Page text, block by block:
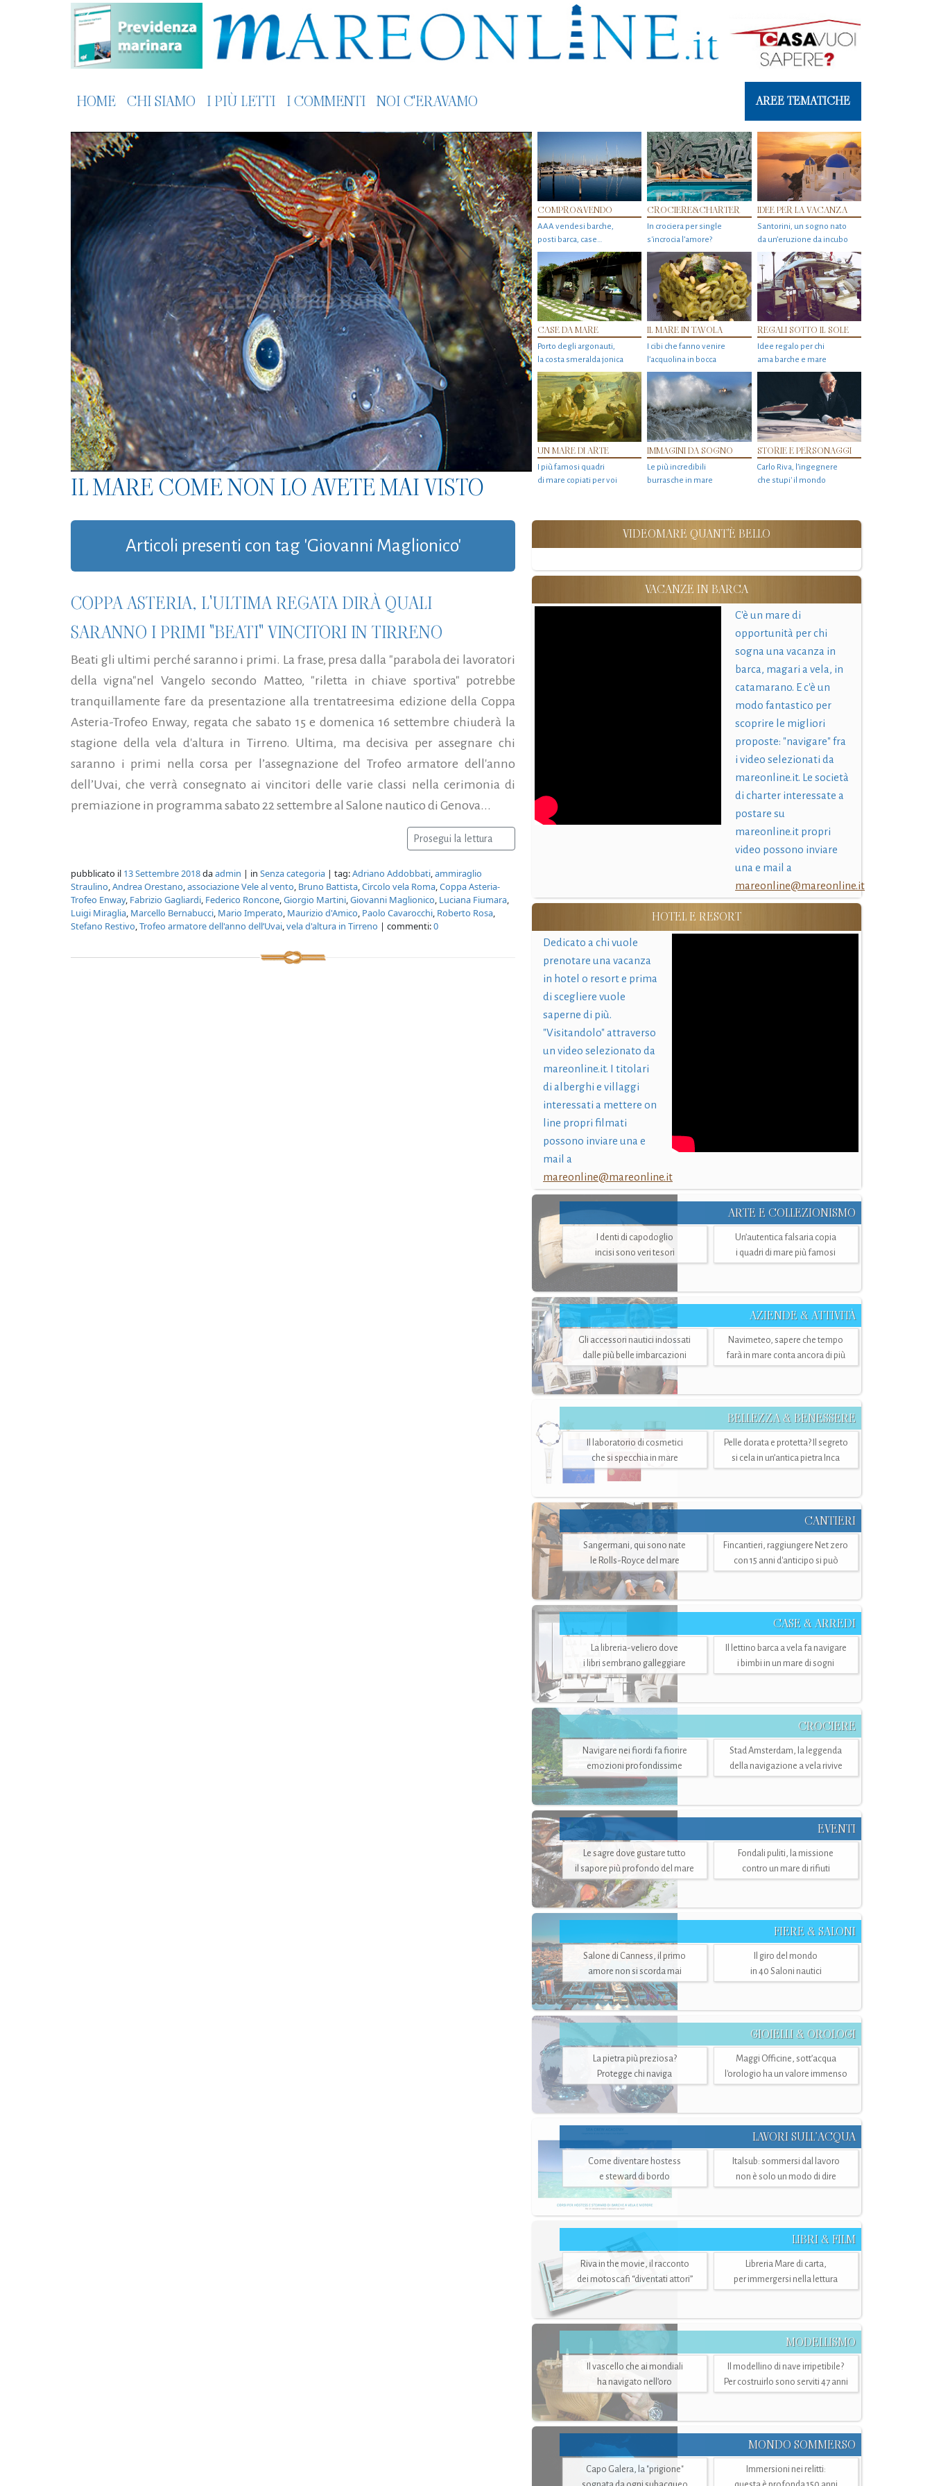
HOME CHI SIAMO I PIÙ LETTI I COMMENTI NOI C'ERAVAMO AREE TEMATICHE
IL MARE COME NON LO AVETE MAI VISTO
COMPRO&VENDO
AAA vendesi barche,
posti barca, case…
CROCIERE&CHARTER
In crociera per single
s'incrocia l’amore?
IDEE PER LA VACANZA
Santorini, un sogno nato
da un’eruzione da incubo
CASE DA MARE
Porto degli argonauti,
la costa smeralda jonica
IL MARE IN TAVOLA
I cibi che fanno venire
l’acquolina in bocca
REGALI SOTTO IL SOLE
Idee regalo per chi
ama barche e mare
UN MARE DI ARTE
I più famosi quadri
di mare copiati per voi
IMMAGINI DA SOGNO
Le più incredibili
burrasche in mare
STORIE E PERSONAGGI
Carlo Riva, l’ingegnere
che stupi' il mondo
Articoli presenti con tag 'Giovanni Maglionico'
COPPA ASTERIA, L'ULTIMA REGATA DIRÀ QUALI
SARANNO I PRIMI "BEATI" VINCITORI IN TIRRENO
Beati gli ultimi perché saranno i primi. La frase, presa dalla "parabola dei lavoratori
della vigna"nel Vangelo secondo Matteo, "riletta in chiave sportiva" potrebbe
tranquillamente fare da presentazione alla trentatreesima edizione della Coppa
Asteria-Trofeo Enway, regata che sabato 15 e domenica 16 settembre chiuderà la
stagione della vela d'altura in Tirreno. Ultima, ma decisiva per assegnare chi
saranno i primi nella corsa per l’assegnazione del Trofeo armatore dell'anno
dell’Uvai, che verrà consegnato ai vincitori delle varie classi nella cerimonia di
premiazione in programma sabato 22 settembre al Salone nautico di Genova...
Prosegui la lettura
pubblicato il 13 Settembre 2018daadmin | in Senza categoria | tag:Adriano Addobbati,ammiraglio
Straulino,Andrea Orestano,associazione Vele al vento, Bruno Battista,Circolo vela Roma,Coppa Asteria-
Trofeo Enway, Fabrizio Gagliardi, Federico Roncone,Giorgio Martini,Giovanni Maglionico, Luciana Fiumara,
Luigi Miraglia, Marcello Bernabucci, Mario Imperato, Maurizio d'Amico, Paolo Cavarocchi, Roberto Rosa,
Stefano Restivo,Trofeo armatore dell'anno dell’Uvai,vela d'altura in Tirreno | commenti:0
VIDEOMARE QUANT'È BELLO
VACANZE IN BARCA
C'è un mare di
opportunità per chi
sogna una vacanza in
barca, magari a vela, in
catamarano. E c'è un
modo fantastico per
scoprire le migliori
proposte: "navigare" fra
i video selezionati da
mareonline.it. Le società
di charter interessate a
postare su
mareonline.it propri
video possono inviare
una e mail a
mareonline@mareonline.it
HOTEL E RESORT
Dedicato a chi vuole
prenotare una vacanza
in hotel o resort e prima
di scegliere vuole
saperne di più.
"Visitandolo" attraverso
un video selezionato da
mareonline.it. I titolari
di alberghi e villaggi
interessati a mettere on
line propri filmati
possono inviare una e
mail a
mareonline@mareonline.it
ARTE E COLLEZIONISMO
I denti di capodoglio
incisi sono veri tesori
Un’autentica falsaria copia
i quadri di mare più famosi
AZIENDE & ATTIVITÀ
Gli accessori nautici indossati
dalle più belle imbarcazioni
Navimeteo, sapere che tempo
farà in mare conta ancora di più
BELLEZZA & BENESSERE
Il laboratorio di cosmetici
che si specchia in mare
Pelle dorata e protetta? Il segreto
si cela in un’antica pietra Inca
CANTIERI
Sangermani, qui sono nate
le Rolls-Royce del mare
Fincantieri, raggiungere Net zero
con 15 anni d'anticipo si può
CASE & ARREDI
La libreria-veliero dove
i libri sembrano galleggiare
Il lettino barca a vela fa navigare
i bimbi in un mare di sogni
CROCIERE
Navigare nei fiordi fa fiorire
emozioni profondissime
Stad Amsterdam, la leggenda
della navigazione a vela rivive
EVENTI
Le sagre dove gustare tutto
il sapore più profondo del mare
Fondali puliti, la missione
contro un mare di rifiuti
FIERE & SALONI
Salone di Canness, il primo
amore non si scorda mai
Il giro del mondo
in 40 Saloni nautici
GIOIELLI & OROLOGI
La pietra più preziosa?
Protegge chi naviga
Maggi Officine, sott’acqua
l'orologio ha un valore immenso
LAVORI SULL’ACQUA
Come diventare hostess
e steward di bordo
Italsub: sommersi dal lavoro
non è solo un modo di dire
LIBRI & FILM
Riva in the movie, il racconto
dei motoscafi “diventati attori”
Libreria Mare di carta,
per immergersi nella lettura
MODELLISMO
Il vascello che ai mondiali
ha navigato nell’oro
Il modellino di nave irripetibile?
Per costruirlo sono serviti 47 anni
MONDO SOMMERSO
Capo Galera, la "prigione"
Immersioni nei relitti: